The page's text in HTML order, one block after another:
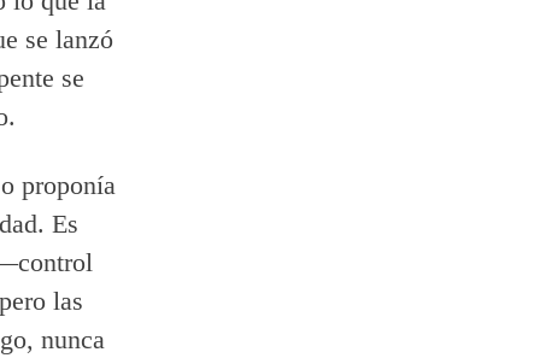
se lanzó
se
proponía
Es
las
nunca